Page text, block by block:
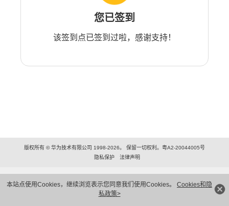
本站点使用Cookies，继续浏览表示您同意我们使用Cookies。 Cookies和隐
私政策>
您已签到
该签到点已签到过啦，感谢支持！
版权所有 © 华为技术有限公司 1998-2026。 保留一切权利。粤A2-20044005号
隐私保护
法律声明